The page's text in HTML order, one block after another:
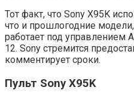
Тот факт, что Sony X95K
что и прошлогодние
работает под управлением
12. Sony стремится
комментирует сроки.
Пульт Sony X95K